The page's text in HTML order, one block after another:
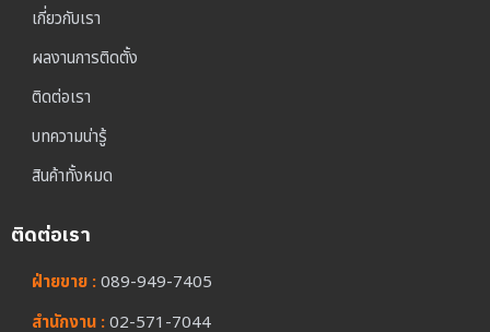
เกี่ยวกับเรา
ผลงานการติดตั้ง
ติดต่อเรา
บทความน่ารู้
สินค้าทั้งหมด
ติดต่อเรา
ฝ่ายขาย :089-949-7405
สำนักงาน :02-571-7044